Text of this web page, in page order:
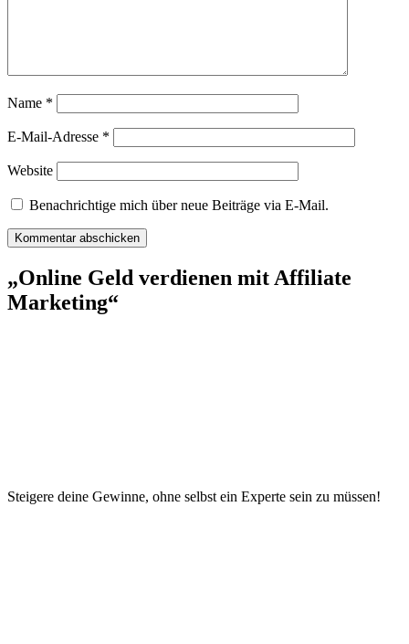
Name *
E-Mail-Adresse *
Website
Benachrichtige mich über neue Beiträge via E-Mail.
„Online Geld verdienen mit Affiliate
Marketing“
Steigere deine Gewinne, ohne selbst ein Experte sein zu müssen!